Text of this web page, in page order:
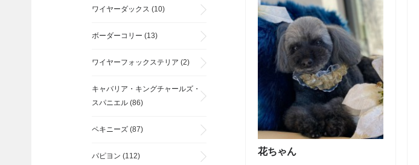
花ちゃん
ワイヤーダックス (10)
ボーダーコリー (13)
ワイヤーフォックステリア (2)
キャバリア・キングチャールズ・
スパニエル (86)
ペキニーズ (87)
パピヨン (112)